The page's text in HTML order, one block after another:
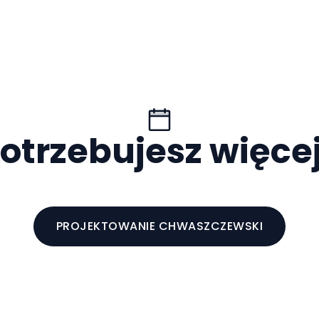
PROJEKTOWANIE CHWASZCZEWSKI